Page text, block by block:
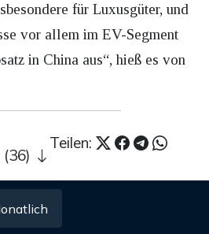
für Luxusgüter, und
vor allem im EV-Segment
in China aus“, hieß es von
Teilen: